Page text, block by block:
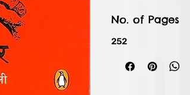
No. of Pages
252